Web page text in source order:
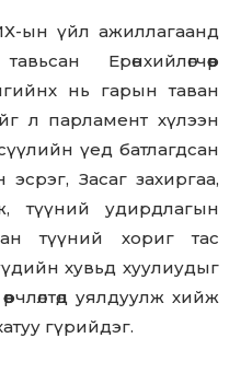
ын үйл ажиллагаанд
Ерөнхийлөгчөөр
нь гарын таван
л парламент хүлээн
үед батлагдсан
Засаг захиргаа,
түүний удирдлагын
түүний хориг тас
хувьд хуулиудыг
уялдуулж хийж
гүрийдэг.